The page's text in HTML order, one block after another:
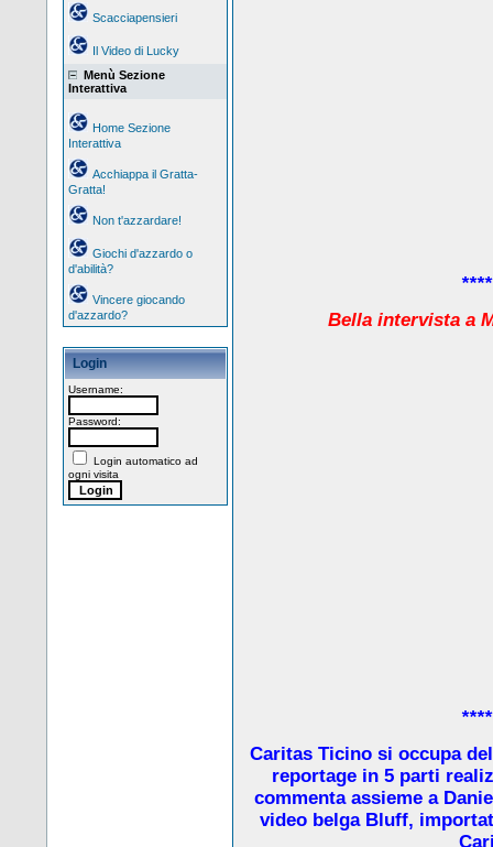
Scacciapensieri
Il Video di Lucky
Menù Sezione
Interattiva
Home Sezione
Interattiva
Acchiappa il Gratta-
Gratta!
Non t'azzardare!
Giochi d'azzardo o
d'abilità?
Vincere giocando
d'azzardo?
Login
Username:
Password:
Login automatico ad
ogni visita
Bella intervista a
Caritas Ticino si occupa
reportage in 5 parti
commenta assieme a
video belga Bluff,